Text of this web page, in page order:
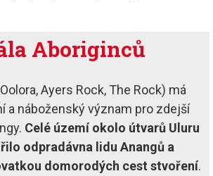
Aboriginců
Ayers Rock, The Rock) má
a náboženský význam pro zdejší
Celé území okolo útvarů Uluru
odpradávna lidu Anangů a
domorodých cest stvoření.